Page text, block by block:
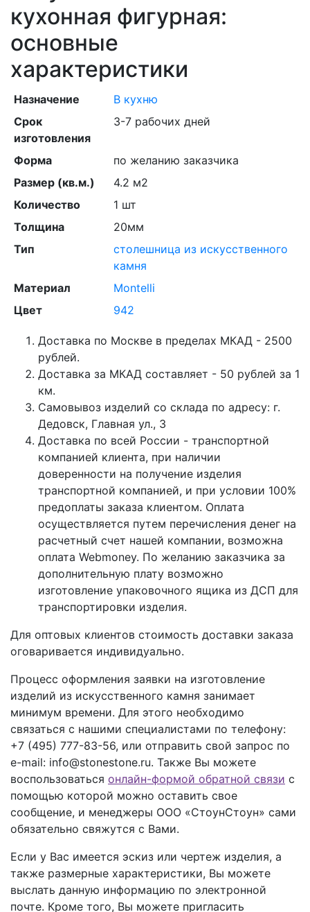
кухонная фигурная:
основные
характеристики
Назначение
В кухню
Срок
изготовления
3-7 рабочих дней
Форма
по желанию заказчика
Размер (кв.м.)
4.2 м2
Количество
1 шт
Толщина
20мм
Тип
столешница из искусственного
камня
Материал
Montelli
Цвет
942
Доставка по Москве в пределах МКАД - 2500
рублей.
Доставка за МКАД составляет - 50 рублей за 1
км.
Самовывоз изделий со склада по адресу: г.
Дедовск, Главная ул., 3
Доставка по всей России - транспортной
компанией клиента, при наличии
доверенности на получение изделия
транспортной компанией, и при условии 100%
предоплаты заказа клиентом. Оплата
осуществляется путем перечисления денег на
расчетный счет нашей компании, возможна
оплата Webmoney. По желанию заказчика за
дополнительную плату возможно
изготовление упаковочного ящика из ДСП для
транспортировки изделия.
Для оптовых клиентов стоимость доставки заказа
оговаривается индивидуально.
Процесс оформления заявки на изготовление
изделий из искусственного камня занимает
минимум времени. Для этого необходимо
связаться с нашими специалистами по телефону:
+7 (495) 777-83-56, или отправить свой запрос по
e-mail: info@stonestone.ru. Также Вы можете
воспользоваться онлайн-формой обратной связи с
помощью которой можно оставить свое
сообщение, и менеджеры ООО «СтоунСтоун» сами
обязательно свяжутся с Вами.
Если у Вас имеется эскиз или чертеж изделия, а
также размерные характеристики, Вы можете
выслать данную информацию по электронной
почте. Кроме того, Вы можете пригласить